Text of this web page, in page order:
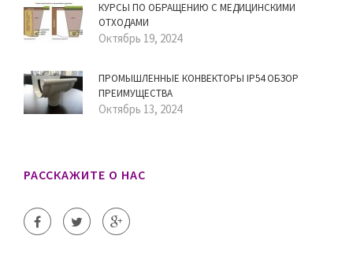
КУРСЫ ПО ОБРАЩЕНИЮ С МЕДИЦИНСКИМИ
ОТХОДАМИ
Октябрь 19, 2024
ПРОМЫШЛЕННЫЕ КОНВЕКТОРЫ IP54 ОБЗОР
ПРЕИМУЩЕСТВА
Октябрь 13, 2024
РАССКАЖИТЕ О НАС